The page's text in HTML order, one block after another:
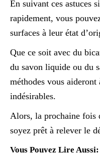
En suivant ces astuces
rapidement, vous
surfaces à leur état
Que ce soit avec du
du savon liquide ou du
méthodes vous
indésirables.
Alors, la prochaine fois
soyez prêt à relever le
Vous Pouvez Lire Aussi: